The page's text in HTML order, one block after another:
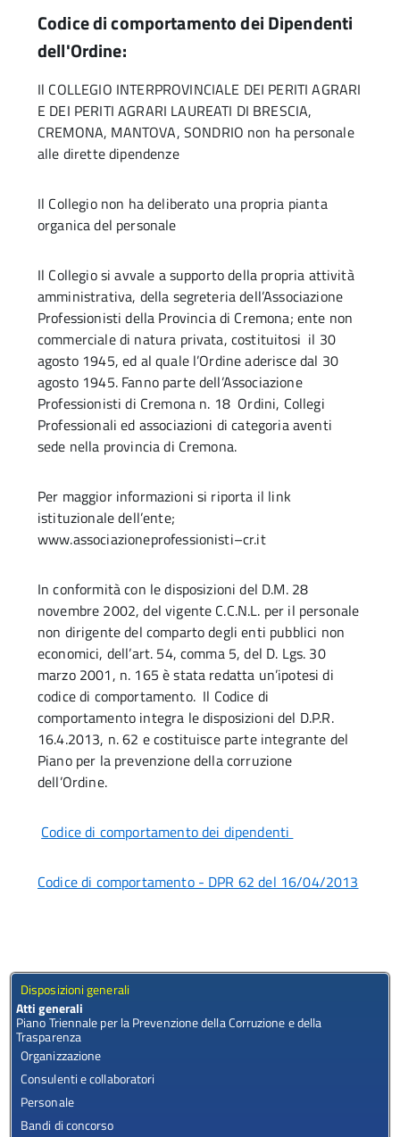
Codice di comportamento dei Dipendenti
dell'Ordine:
Il COLLEGIO INTERPROVINCIALE DEI PERITI AGRARI
E DEI PERITI AGRARI LAUREATI DI BRESCIA,
CREMONA, MANTOVA, SONDRIO non ha personale
alle dirette dipendenze
Il Collegio non ha deliberato una propria pianta
organica del personale
Il Collegio si avvale a supporto della propria attività
amministrativa, della segreteria dell’Associazione
Professionisti della Provincia di Cremona; ente non
commerciale di natura privata, costituitosi il 30
agosto 1945, ed al quale l’Ordine aderisce dal 30
agosto 1945. Fanno parte dell’Associazione
Professionisti di Cremona n. 18 Ordini, Collegi
Professionali ed associazioni di categoria aventi
sede nella provincia di Cremona.
Per maggior informazioni si riporta il link
istituzionale dell’ente;
www.associazioneprofessionisti–cr.it
In conformità con le disposizioni del D.M. 28
novembre 2002, del vigente C.C.N.L. per il personale
non dirigente del comparto degli enti pubblici non
economici, dell’art. 54, comma 5, del D. Lgs. 30
marzo 2001, n. 165 è stata redatta un’ipotesi di
codice di comportamento. Il Codice di
comportamento integra le disposizioni del D.P.R.
16.4.2013, n. 62 e costituisce parte integrante del
Piano per la prevenzione della corruzione
dell’Ordine.
Codice di comportamento dei dipendenti
Codice di comportamento - DPR 62 del 16/04/2013
Disposizioni generali
Atti generali
Piano Triennale per la Prevenzione della Corruzione e della
Trasparenza
Organizzazione
Consulenti e collaboratori
Personale
Bandi di concorso